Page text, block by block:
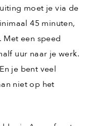
moet je via de
45 minuten,
Met een speed
uur naar je werk.
je bent veel
niet op het